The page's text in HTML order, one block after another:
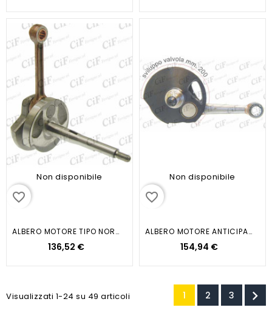
Non disponibile
favorite_border
ALBERO MOTORE TIPO NORMALE -...
136,52 €
Non disponibile
favorite_border
ALBERO MOTORE ANTICIPATO- BIELLA...
154,94 €
Visualizzati 1-24 su 49 articoli 1 2 3 